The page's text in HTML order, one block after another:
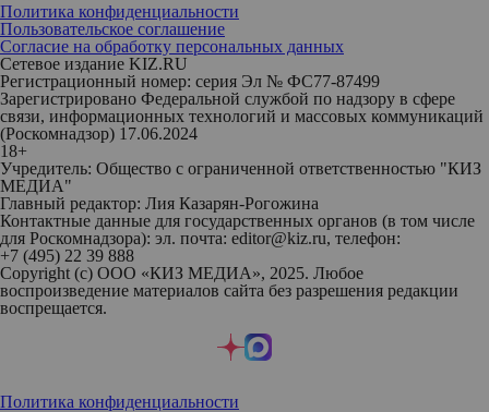
Политика конфиденциальности
Пользовательское соглашение
Согласие на обработку персональных данных
Сетевое издание KIZ.RU
Регистрационный номер: серия Эл № ФС77-87499
Зарегистрировано Федеральной службой по надзору в сфере
связи, информационных технологий и массовых коммуникаций
(Роскомнадзор) 17.06.2024
18+
Учредитель: Общество с ограниченной ответственностью "КИЗ
МЕДИА"
Главный редактор: Лия Казарян-Рогожина
Контактные данные для государственных органов (в том числе
для Роскомнадзора): эл. почта: editor@kiz.ru, телефон:
+7 (495) 22 39 888
Copyright (с) ООО «КИЗ МЕДИА», 2025. Любое
воспроизведение материалов сайта без разрешения редакции
воспрещается.
Политика конфиденциальности